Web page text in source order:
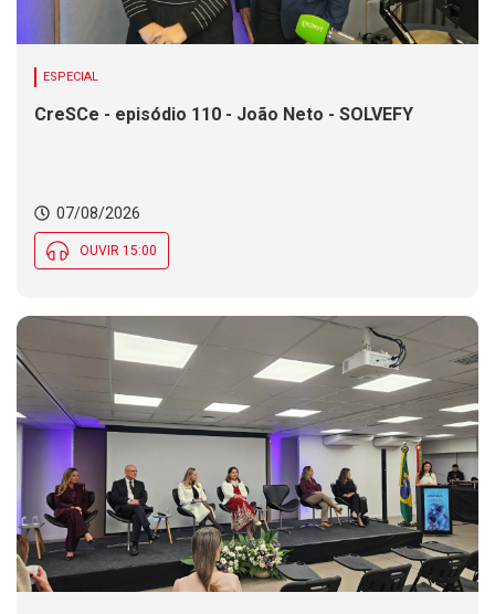
ESPECIAL
CreSCe - episódio 110 - João Neto - SOLVEFY
07/08/2026
OUVIR 15:00